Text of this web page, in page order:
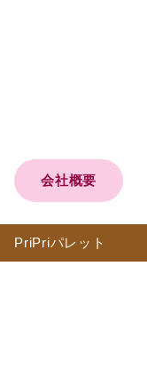
会社概要
PriPriパレット